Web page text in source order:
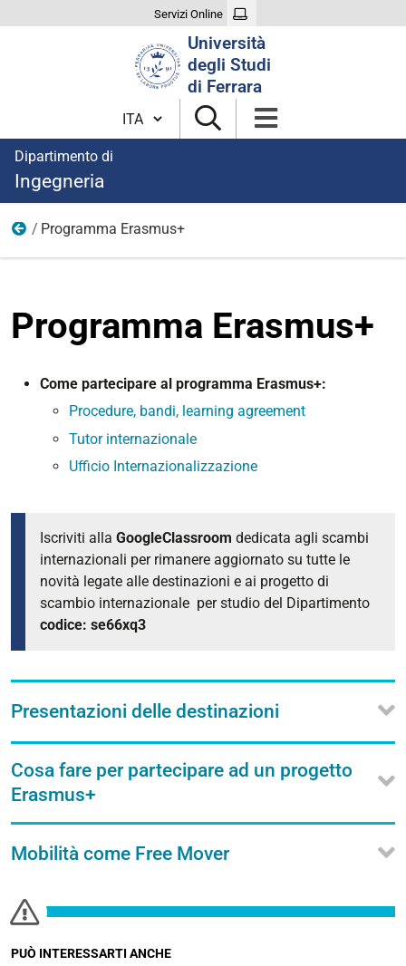
Servizi Online
Università
degli Studi
di Ferrara
Cambia lingua
Dipartimento di
Ingegneria
Internazionalizzazione
Programma Erasmus+
Programma Erasmus+
Come partecipare al programma Erasmus+:
Procedure, bandi, learning agreement
Tutor internazionale
Ufficio Internazionalizzazione
Iscriviti alla GoogleClassroom dedicata agli scambi
internazionali per rimanere aggiornato su tutte le
novità legate alle destinazioni e ai progetto di
scambio internazionale per studio del Dipartimento
codice: se66xq3
Presentazioni delle destinazioni
Cosa fare per partecipare ad un progetto
Erasmus+
Mobilità come Free Mover
PUÒ INTERESSARTI ANCHE